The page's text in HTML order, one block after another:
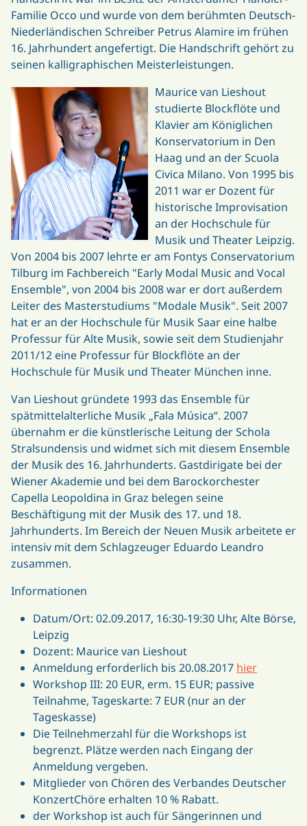
Familie Occo und wurde von dem berühmten Deutsch-
Niederländischen Schreiber Petrus Alamire im frühen
16. Jahrhundert angefertigt. Die Handschrift gehört zu
seinen kalligraphischen Meisterleistungen.
Maurice van Lieshout
studierte Blockflöte und
Klavier am Königlichen
Konservatorium in Den
Haag und an der Scuola
Civica Milano. Von 1995 bis
2011 war er Dozent für
historische Improvisation
an der Hochschule für
Musik und Theater Leipzig.
Von 2004 bis 2007 lehrte er am Fontys Conservatorium
Tilburg im Fachbereich "Early Modal Music and Vocal
Ensemble", von 2004 bis 2008 war er dort außerdem
Leiter des Masterstudiums "Modale Musik". Seit 2007
hat er an der Hochschule für Musik Saar eine halbe
Professur für Alte Musik, sowie seit dem Studienjahr
2011/12 eine Professur für Blockflöte an der
Hochschule für Musik und Theater München inne.
Van Lieshout gründete 1993 das Ensemble für
spätmittelalterliche Musik „Fala Música“. 2007
übernahm er die künstlerische Leitung der Schola
Stralsundensis und widmet sich mit diesem Ensemble
der Musik des 16. Jahrhunderts. Gastdirigate bei der
Wiener Akademie und bei dem Barockorchester
Capella Leopoldina in Graz belegen seine
Beschäftigung mit der Musik des 17. und 18.
Jahrhunderts. Im Bereich der Neuen Musik arbeitete er
intensiv mit dem Schlagzeuger Eduardo Leandro
zusammen.
Informationen
Datum/Ort: 02.09.2017, 16:30-19:30 Uhr, Alte Börse,
Leipzig
Dozent: Maurice van Lieshout
Anmeldung erforderlich bis 20.08.2017 hier
Workshop III: 20 EUR, erm. 15 EUR; passive
Teilnahme, Tageskarte: 7 EUR (nur an der
Tageskasse)
Die Teilnehmerzahl für die Workshops ist
begrenzt. Plätze werden nach Eingang der
Anmeldung vergeben.
Mitglieder von Chören des Verbandes Deutscher
KonzertChöre erhalten 10 % Rabatt.
der Workshop ist auch für Sängerinnen und